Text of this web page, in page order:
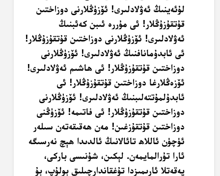
لۇئەينىڭ ئەۋلادلىرى! ئۆزۈڭلارنى دوزاختىن
قۇتقۇزۇڭلار! ئى مۇررە ئىبن كەئبنىڭ
ئەۋلادلىرى! ئۆزۈڭلارنى دوزاختىن قۇتقۇزۇڭلار!
ئى ئابدۇمانافنىڭ ئەۋلادلىرى! ئۆزۈڭلارنى
دوزاختىن قۇتقۇزۇڭلار! ئى ھاشىم ئەۋلادلىرى!
ئۆزەڭلارغا دوزاختىن قۇتقۇزۇڭلار! ئى
ئابدۇلمۇتتەلىبنىڭ ئەۋلادلىرى! ئۆزۈڭلارنى
دوزاختىن قۇتقۇزۇڭلار! ئى فاتىمە! ئۆزۈڭنى
دوزاختىن قۇتقۇزغىن! مەن ھەقىقەتەن سىلەر
ئۈچۈن ئاللاھ تائالانىڭ ئالدىدا ھېچ نەرسىگە
ئارا تۇرالمايمەن. لېكىن، شۇنىسى باركى،
پەقەتلا ئارىمىزدا تۇغقاندارچىلىق بولۇپ، بۇ